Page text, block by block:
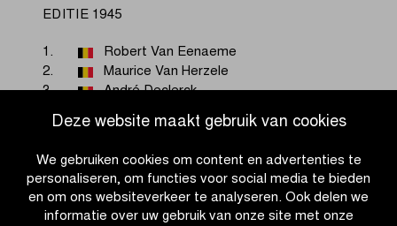
Deze website maakt gebruik van cookies
We gebruiken cookies om content en advertenties te
personaliseren, om functies voor social media te bieden
en om ons websiteverkeer te analyseren. Ook delen we
informatie over uw gebruik van onze site met onze
EDITIE 1945
1.
Robert Van Eenaeme
2.
Maurice Van Herzele
3.
André Declerck
EDITIE 1944
Geen wedstrijd